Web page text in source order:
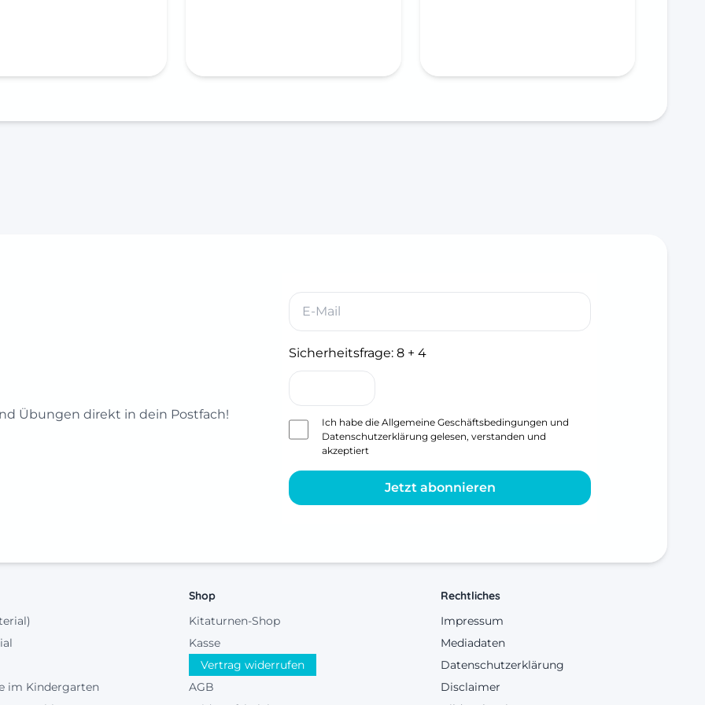
Übungen direkt in dein Postfach!
Sicherheitsfrage: 8 + 4
Ich habe die Allgemeine Geschäftsbedingungen und
Datenschutzerklärung gelesen, verstanden und
akzeptiert
Jetzt abonnieren
im Kindergarten
Shop
Kitaturnen-Shop
Kasse
Vertrag widerrufen
AGB
Rechtliches
Impressum
Mediadaten
Datenschutzerklärung
Disclaimer